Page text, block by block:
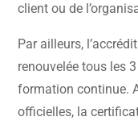
client ou de
Par ailleurs,
renouvelée tous les
formation continue.
officielles, la